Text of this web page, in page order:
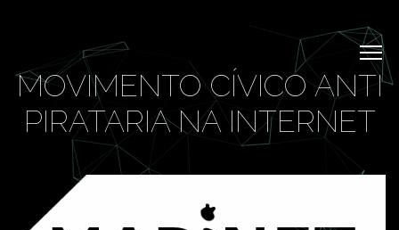
MOVIMENTO CÍVICO ANTI
PIRATARIA NA INTERNET